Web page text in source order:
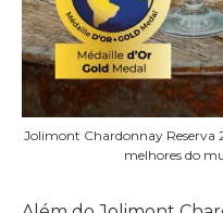
Jolimont Chardonnay Reserva
melhores do